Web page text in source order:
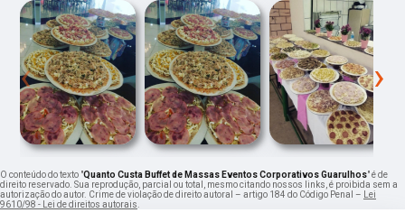
‹ ›
O conteúdo do texto "Quanto Custa Buffet de Massas Eventos Corporativos Guarulhos" é de
direito reservado. Sua reprodução, parcial ou total, mesmo citando nossos links, é proibida sem a
autorização do autor. Crime de violação de direito autoral – artigo 184 do Código Penal –
Lei
9610/98 - Lei de direitos autorais